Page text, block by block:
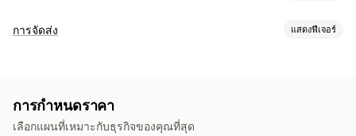
การติดตาม
การจัดส่ง แสดงฟีเจอร์
ใบจ่าหน้าสำหรับการส่งคืน
กฎการจัดส่ง ซิงค์คำสั่งซื้อ การเลือกผู้ขนส่ง
การกำหนดราคา
เลือกแผนที่เหมาะกับธุรกิจของคุณที่สุด